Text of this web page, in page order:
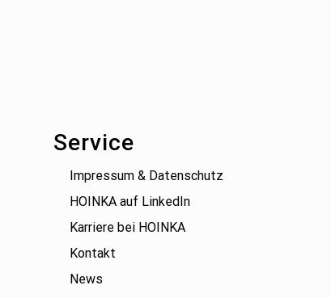
Service
Impressum & Datenschutz
HOINKA auf LinkedIn
Karriere bei HOINKA
Kontakt
News